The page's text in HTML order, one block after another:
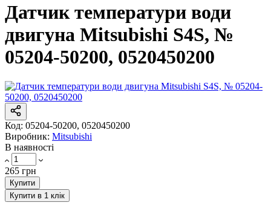
Датчик температури води
двигуна Mitsubishi S4S, №
05204-50200, 0520450200
Код: 05204-50200, 0520450200
Виробник: Mitsubishi
В наявності
265 грн
Купити
Купити в 1 клік